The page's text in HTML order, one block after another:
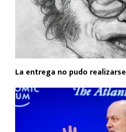
La entrega no pudo realizarse